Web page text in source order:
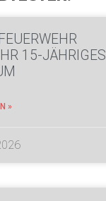
15-JÄHRIGES
»